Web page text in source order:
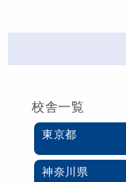
校舎一覧
東京都
神奈川県